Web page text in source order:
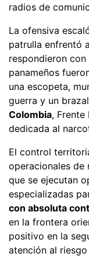
radios de
La ofensiva
patrulla enfrentó
respondieron
panameños
una escopeta,
guerra y un
Colombia, Frente
dedicada al
El control
operacionales de
que se ejecutan
especializadas
con absoluta
en la frontera
positivo en la
atención al